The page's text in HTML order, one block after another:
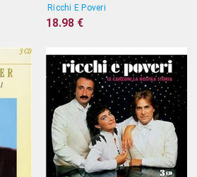
Ricchi E Poveri
18.98 €